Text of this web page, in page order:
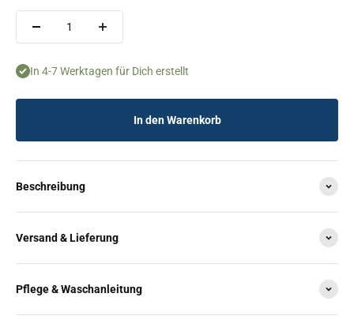
In 4-7 Werktagen für Dich erstellt
In den Warenkorb
Beschreibung
Versand & Lieferung
Pflege & Waschanleitung